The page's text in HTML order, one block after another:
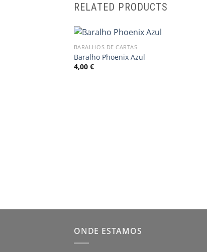
RELATED PRODUCTS
BARALHOS DE CARTAS
Baralho Phoenix Azul
4,00 €
ONDE ESTAMOS